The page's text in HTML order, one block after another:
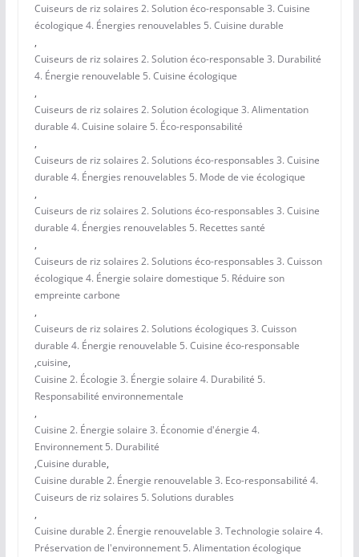
Cuiseurs de riz solaires 2. Solution éco-responsable 3. Cuisine
écologique 4. Énergies renouvelables 5. Cuisine durable
,
Cuiseurs de riz solaires 2. Solution éco-responsable 3. Durabilité
4. Énergie renouvelable 5. Cuisine écologique
,
Cuiseurs de riz solaires 2. Solution écologique 3. Alimentation
durable 4. Cuisine solaire 5. Éco-responsabilité
,
Cuiseurs de riz solaires 2. Solutions éco-responsables 3. Cuisine
durable 4. Énergies renouvelables 5. Mode de vie écologique
,
Cuiseurs de riz solaires 2. Solutions éco-responsables 3. Cuisine
durable 4. Énergies renouvelables 5. Recettes santé
,
Cuiseurs de riz solaires 2. Solutions éco-responsables 3. Cuisson
écologique 4. Énergie solaire domestique 5. Réduire son
empreinte carbone
,
Cuiseurs de riz solaires 2. Solutions écologiques 3. Cuisson
durable 4. Énergie renouvelable 5. Cuisine éco-responsable
,cuisine,
Cuisine 2. Écologie 3. Énergie solaire 4. Durabilité 5.
Responsabilité environnementale
,
Cuisine 2. Énergie solaire 3. Économie d'énergie 4.
Environnement 5. Durabilité
,Cuisine durable,
Cuisine durable 2. Énergie renouvelable 3. Eco-responsabilité 4.
Cuiseurs de riz solaires 5. Solutions durables
,
Cuisine durable 2. Énergie renouvelable 3. Technologie solaire 4.
Préservation de l'environnement 5. Alimentation écologique